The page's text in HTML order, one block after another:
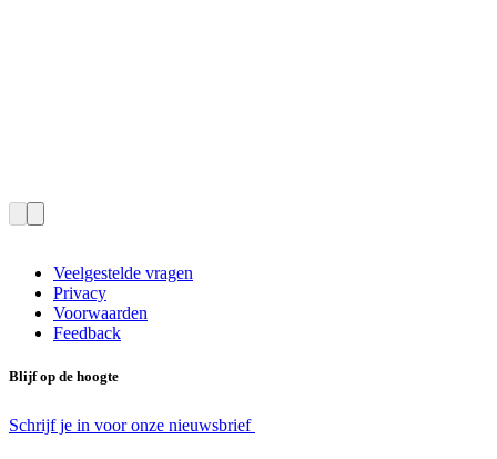
Veelgestelde vragen
Privacy
Voorwaarden
Feedback
Blijf op de hoogte
Schrijf je in voor onze nieuwsbrief